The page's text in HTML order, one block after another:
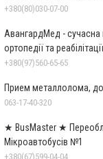
+380(80)030-07-00
АвангардМед - сучасна
ортопедії та реабілітації
+380(97)560-65-65
Прием металлолома,
063-17-40-320
★ BusMaster ★
Мікроавтобусів №1
+380(67)599-04-04